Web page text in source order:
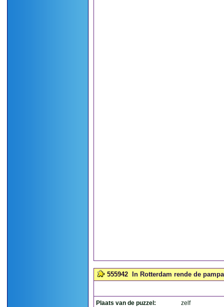
555942 In Rotterdam rende de
Plaats van de puzzel:
zelf